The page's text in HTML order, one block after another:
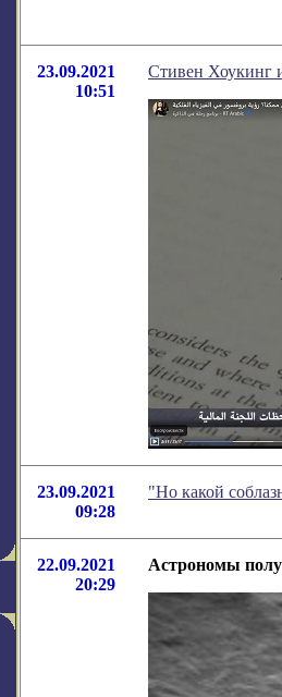
23.09.2021
10:51
Стивен Хоукинг
23.09.2021
09:28
"Но какой
22.09.2021
20:29
Астрономы